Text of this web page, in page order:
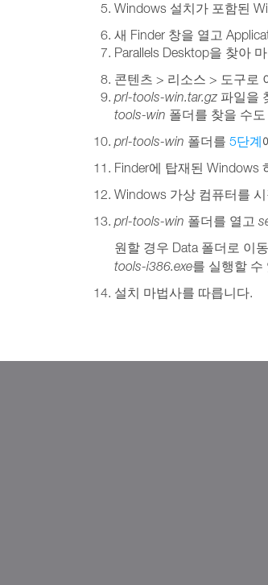
Windows 설치가 포함된
새 Finder 창을 열고
Parallels Desktop을 찾아
콘텐츠 > 리소스 > 도구로
prl-tools-win.tar.gz 파일을
tools-win 폴더를 찾을 수
prl-tools-win 폴더를 5단계
Finder에 탑재된 Windows
Windows 가상 컴퓨터를
prl-tools-win 폴더를 열고
원할 경우 Data 폴더로 이
tools-i386.exe를 실행할 수
설치 마법사를 따릅니다.